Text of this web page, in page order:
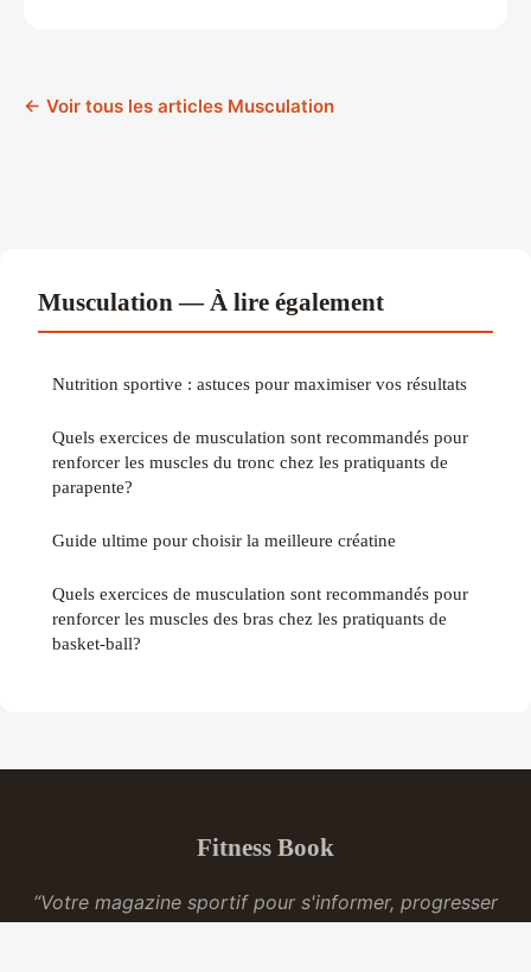
← Voir tous les articles Musculation
Musculation — À lire également
Nutrition sportive : astuces pour maximiser vos résultats
Quels exercices de musculation sont recommandés pour
renforcer les muscles du tronc chez les pratiquants de
parapente?
Guide ultime pour choisir la meilleure créatine
Quels exercices de musculation sont recommandés pour
renforcer les muscles des bras chez les pratiquants de
basket-ball?
Fitness Book
“Votre magazine sportif pour s'informer, progresser